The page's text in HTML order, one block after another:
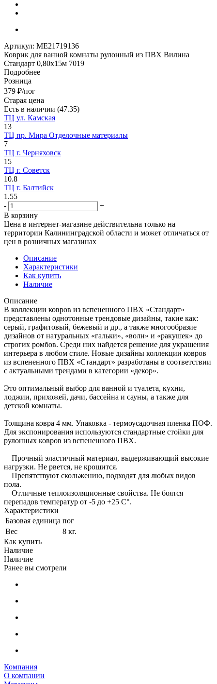
Артикул: МЕ21719136
Коврик для ванной комнаты рулонный из ПВХ Вилина
Стандарт 0,80х15м 7019
Подробнее
Розница
379 ₽/пог
Старая цена
Есть в наличии (47.35)
ТЦ ул. Камская
13
ТЦ пр. Мира Отделочные материалы
7
ТЦ г. Черняховск
15
ТЦ г. Советск
10.8
ТЦ г. Балтийск
1.55
-
+
В корзину
Цена в интернет-магазине действительна только на
территории Калининградской области и может отличаться от
цен в розничных магазинах
Описание
Характеристики
Как купить
Наличие
Описание
В коллекции ковров из вспененного ПВХ «Стандарт»
представлены однотонные трендовые дизайны, такие как:
серый, графитовый, бежевый и др., а также многообразие
дизайнов от натуральных «гальки», «волн» и «ракушек» до
строгих ромбов. Среди них найдется решение для украшения
интерьера в любом стиле. Новые дизайны коллекции ковров
из вспененного ПВХ «Стандарт» разработаны в соответствии
с актуальными трендами в категории «декор».
Это оптимальный выбор для ванной и туалета, кухни,
лоджии, прихожей, дачи, бассейна и сауны, а также для
детской комнаты.
Толщина ковра 4 мм. Упаковка - термоусадочная пленка ПОФ.
Для экспонирования используются стандартные стойки для
рулонных ковров из вспененного ПВХ.
Прочный эластичный материал, выдерживающий высокие
нагрузки. Не рвется, не крошится.
Препятствуют скольжению, подходят для любых видов
пола.
Отличные теплоизоляционные свойства. Не боятся
перепадов температур от -5 до +25 C°.
Характеристики
Базовая единица пог
Вес
8 кг.
Как купить
Наличие
Наличие
Ранее вы смотрели
Компания
О компании